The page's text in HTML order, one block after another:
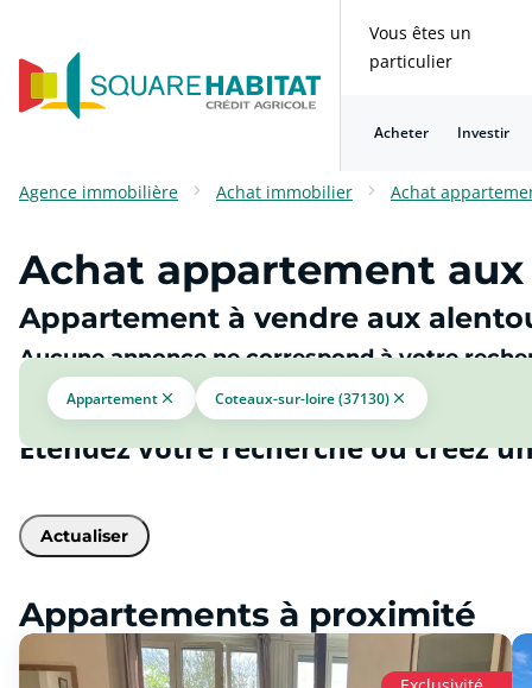
Vous êtes un
particulier
Acheter Investir
Agence immobilière Achat immobilier Achat
Achat appartement aux
Appartement à vendre aux
Aucune annonce ne correspond à votre
Appartement Coteaux-sur-loire (37130)
Étendez votre recherche ou créez
Actualiser
Appartements à proximité